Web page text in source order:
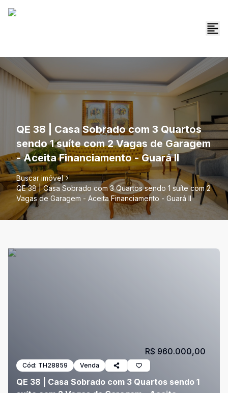
QE 38 | Casa Sobrado com 3 Quartos
sendo 1 suíte com 2 Vagas de Garagem
- Aceita Financiamento - Guará II
Buscar imóvel
QE 38 | Casa Sobrado com 3 Quartos sendo 1 suíte com 2
Vagas de Garagem - Aceita Financiamento - Guará II
Cód: TH28859 Venda
QE 38 | Casa Sobrado com 3 Quartos sendo 1
R$ 960.000,00